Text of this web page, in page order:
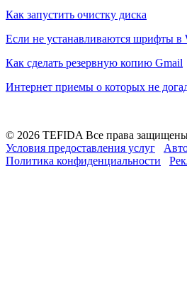
Как запустить очистку диска
Если не устанавливаются шрифты в
Как сделать резервную копию Gmail
Интернет приемы о которых не
© 2026 TEFIDA Все права
Условия предоставления услуг
Политика конфиденциальности